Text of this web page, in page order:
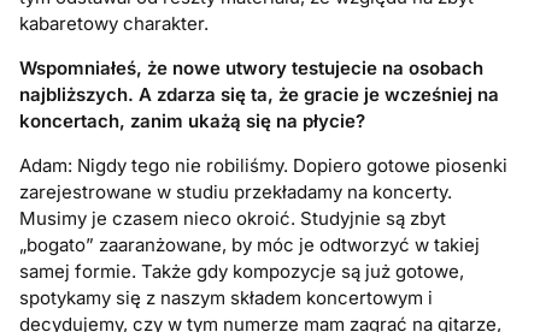
kabaretowy charakter.
Wspomniałeś, że nowe utwory testujecie na osobach
najbliższych. A zdarza się ta, że gracie je wcześniej na
koncertach, zanim ukażą się na płycie?
Adam: Nigdy tego nie robiliśmy. Dopiero gotowe piosenki
zarejestrowane w studiu przekładamy na koncerty.
Musimy je czasem nieco okroić. Studyjnie są zbyt
„bogato” zaaranżowane, by móc je odtworzyć w takiej
samej formie. Także gdy kompozycje są już gotowe,
spotykamy się z naszym składem koncertowym i
decydujemy, czy w tym numerze mam zagrać na gitarze,